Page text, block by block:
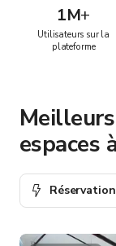
1M+
Utilisateurs sur la
plateforme
espaces